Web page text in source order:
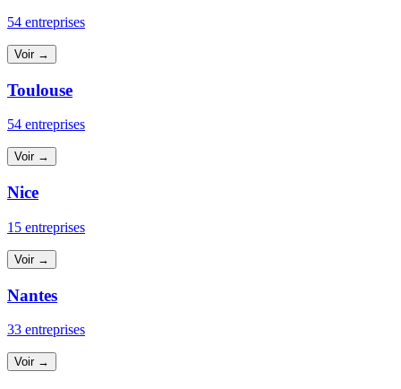
54 entreprises
Voir →
Toulouse
54 entreprises
Voir →
Nice
15 entreprises
Voir →
Nantes
33 entreprises
Voir →